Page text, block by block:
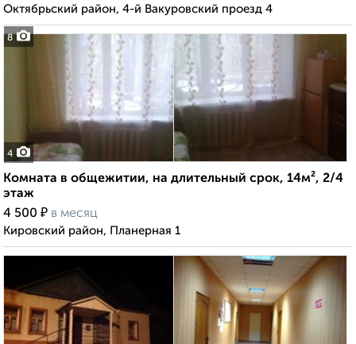
8
Октябрьский район, 4-й Вакуровский проезд 4
4
Комната в общежитии, на длительный срок, 14м², 2/4
этаж
4 500 ₽ в месяц
Кировский район, Планерная 1